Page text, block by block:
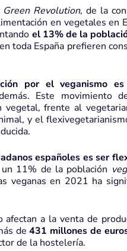
Green Revolution, de la
en vegetales en
el 13% de la
en toda España prefieren
por el veganismo
Este movimiento
vegetal, frente al
y el
españoles es ser
11% de la población
veganas en 2021 ha
afectan a la venta de
de431 millones de
de la hostelería.